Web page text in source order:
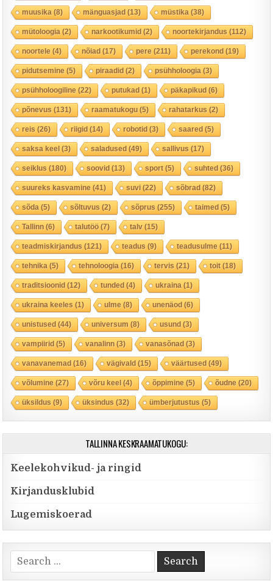
muusika (8) mänguasjad(13) müstika (38)
mütoloogia (2) narkootikumid(2) noortekirjandus (112)
noortele (4) nõiad(17) pere (211) perekond(19)
pidutsemine (5) piraadid(2) psühholoogia (3)
psühholoogiline (22) putukad(1) päkapikud(6)
põnevus (131) raamatukogu(5) rahatarkus (2)
reis (26) riigid(14) robotid(3) saared(5)
saksa keel(3) saladused(49) sallivus (17)
seiklus (180) soovid(13) sport(5) suhted(36)
suureks kasvamine (41) suvi(22) sõbrad(82)
sõda (5) sõltuvus (2) sõprus (255) taimed(5)
Tallinn(6) talutöö(7) talv(15)
teadmiskirjandus (121) teadus (9) teadusulme (11)
tehnika (5) tehnoloogia (16) tervis (21) toit(18)
traditsioonid(12) tunded(4) ukraina (1)
ukraina keeles (1) ulme (8) unenäod(6)
unistused(44) universum (8) usund(3)
vampiirid(5) vanalinn(3) vanasõnad(3)
vanavanemad(16) vägivald(15) väärtused(49)
võlumine (27) võru keel(4) õppimine (5) õudne (20)
üksildus (9) üksindus (32) ümberjutustus (5)
TALLINNA KESKRAAMATUKOGU:
Keelekohvikud- ja ringid
Kirjandusklubid
Lugemiskoerad
Search for: